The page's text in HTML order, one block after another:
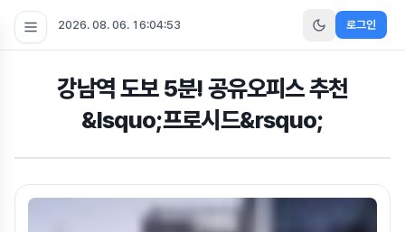
2026. 08. 06. 16:04:54 로그인
강남역 도보 5분! 공유오피스 추천
&lsquo;프로시드&rsquo;